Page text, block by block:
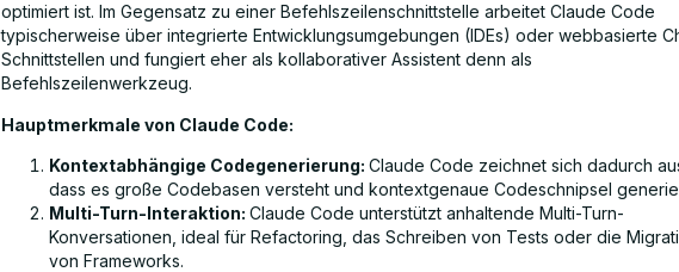
optimiert ist. Im Gegensatz zu einer Befehlszeilenschnittstelle arbeitet Claude Code
typischerweise über integrierte Entwicklungsumgebungen (IDEs) oder webbasierte
Schnittstellen und fungiert eher als kollaborativer Assistent denn als
Befehlszeilenwerkzeug.
Hauptmerkmale von Claude Code:
Kontextabhängige Codegenerierung: Claude Code zeichnet sich dadurch
dass es große Codebasen versteht und kontextgenaue Codeschnipsel
Multi-Turn-Interaktion: Claude Code unterstützt anhaltende Multi-Turn-
Konversationen, ideal für Refactoring, das Schreiben von Tests oder die
von Frameworks.